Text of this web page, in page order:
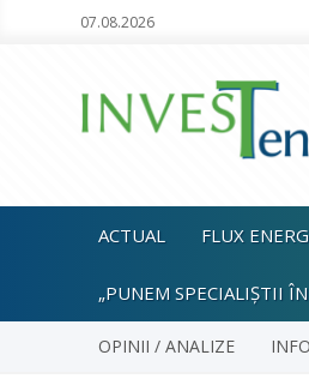
07.08.2026
ACTUAL FLUX
„PUNEM SPECIALIȘTII
OPINII / ANALIZE